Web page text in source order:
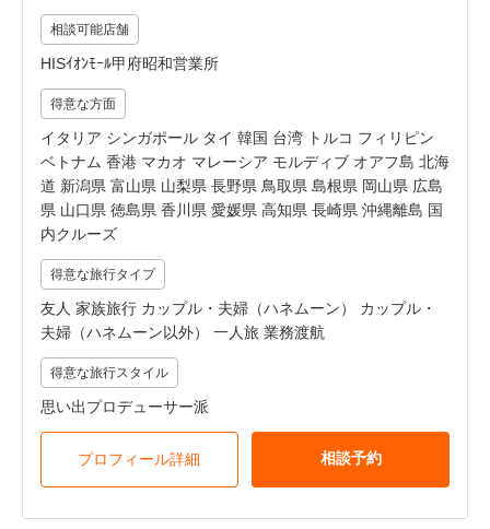
相談可能店舗
HISｲｵﾝﾓｰﾙ甲府昭和営業所
得意な方面
イタリア シンガポール タイ 韓国 台湾 トルコ フィリピン
ベトナム 香港 マカオ マレーシア モルディブ オアフ島 北海
道 新潟県 富山県 山梨県 長野県 鳥取県 島根県 岡山県 広島
県 山口県 徳島県 香川県 愛媛県 高知県 長崎県 沖縄離島 国
内クルーズ
得意な旅行タイプ
友人 家族旅行 カップル・夫婦（ハネムーン） カップル・
夫婦（ハネムーン以外） 一人旅 業務渡航
得意な旅行スタイル
思い出プロデューサー派
プロフィール詳細 相談予約